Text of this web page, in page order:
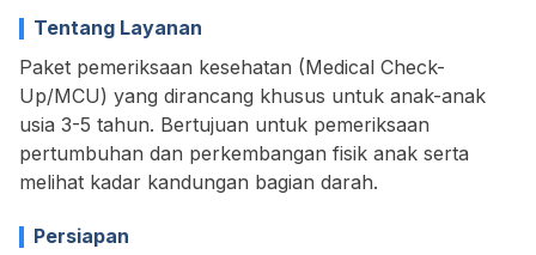
Tentang Layanan
Paket pemeriksaan kesehatan (Medical Check-
Up/MCU) yang dirancang khusus untuk anak-anak
usia 3-5 tahun. Bertujuan untuk pemeriksaan
pertumbuhan dan perkembangan fisik anak serta
melihat kadar kandungan bagian darah.
Persiapan